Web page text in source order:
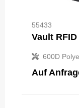
55433
Vault
600D
Auf